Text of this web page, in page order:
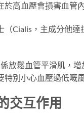
於高血壓會損害血管
（Cialis，主成分他
放鬆血管平滑肌，
別小心血壓過低嘅
交互作用